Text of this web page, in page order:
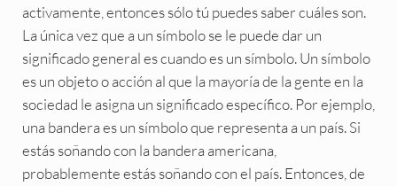
activamente, entonces sólo tú puedes saber cuáles son.
La única vez que a un símbolo se le puede dar un
significado general es cuando es un símbolo. Un símbolo
es un objeto o acción al que la mayoría de la gente en la
sociedad le asigna un significado específico. Por ejemplo,
una bandera es un símbolo que representa a un país. Si
estás soñando con la bandera americana,
probablemente estás soñando con el país. Entonces, de